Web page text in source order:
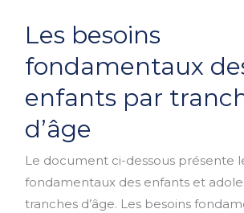
Les besoins
fondamentaux
enfants par
d’âge
Le document ci-dessous présente
fondamentaux des enfants et
tranches d’âge. Les besoins
besoins
fondamentaux
des
enfants
par
tranches
d’âge